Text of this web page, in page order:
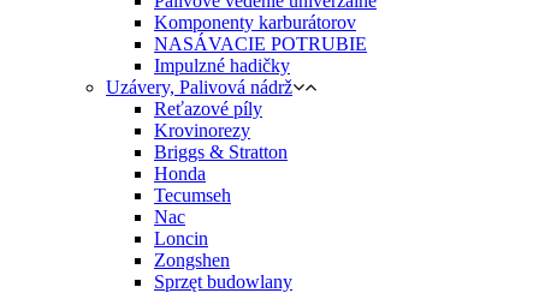
Komponenty karburátorov
NASÁVACIE POTRUBIE
Impulzné hadičky
Uzávery, Palivová nádrž
Reťazové píly
Krovinorezy
Briggs & Stratton
Honda
Tecumseh
Nac
Loncin
Zongshen
Sprzęt budowlany